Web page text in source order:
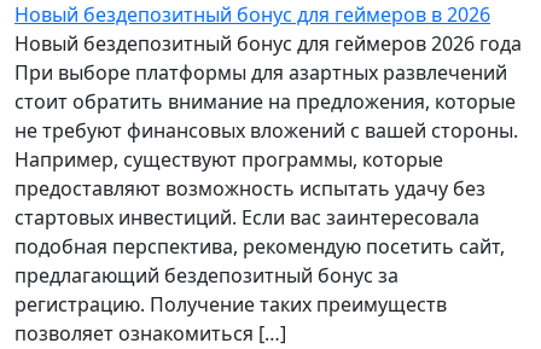
Новый бездепозитный бонус для геймеров в 2026
Новый бездепозитный бонус для геймеров 2026 года
При выборе платформы для азартных развлечений
стоит обратить внимание на предложения, которые
не требуют финансовых вложений с вашей стороны.
Например, существуют программы, которые
предоставляют возможность испытать удачу без
стартовых инвестиций. Если вас заинтересовала
подобная перспектива, рекомендую посетить сайт,
предлагающий бездепозитный бонус за
регистрацию. Получение таких преимуществ
позволяет ознакомиться […]